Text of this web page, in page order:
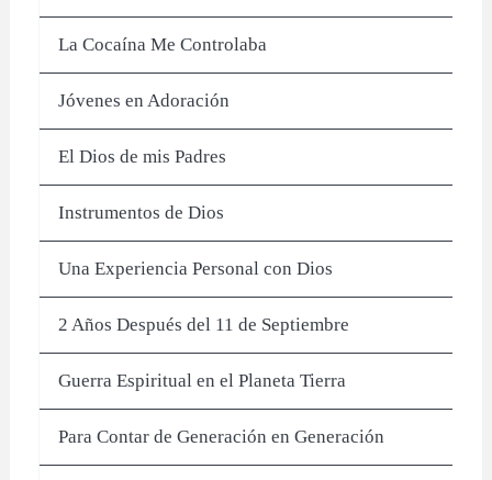
La Cocaína Me Controlaba
Jóvenes en Adoración
El Dios de mis Padres
Instrumentos de Dios
Una Experiencia Personal con Dios
2 Años Después del 11 de Septiembre
Guerra Espiritual en el Planeta Tierra
Para Contar de Generación en Generación